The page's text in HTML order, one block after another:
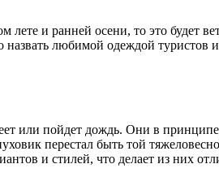
и ранней осени, то это будет
любимой одеждой туристов
или пойдет дождь. Они в
перестал быть той
и стилей, что делает из них